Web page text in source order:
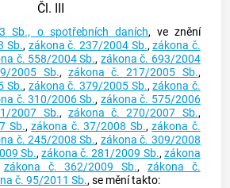
Čl. III
Sb., o spotřebních daních, ve znění
Sb., zákona č. 237/2004 Sb.,zákona č.
č. 558/2004 Sb., zákona č. 693/2004
2005 Sb., zákona č. 217/2005 Sb.,
Sb., zákona č. 379/2005 Sb.,zákona č.
č. 310/2006 Sb., zákona č. 575/2006
2007 Sb., zákona č. 270/2007 Sb.,
Sb.,zákona č. 37/2008 Sb.,zákona č.
č. 245/2008 Sb., zákona č. 309/2008
Sb.,zákona č. 281/2009 Sb.,zákona
zákona č. 362/2009 Sb., zákona č.
č. 95/2011 Sb., se mění takto: